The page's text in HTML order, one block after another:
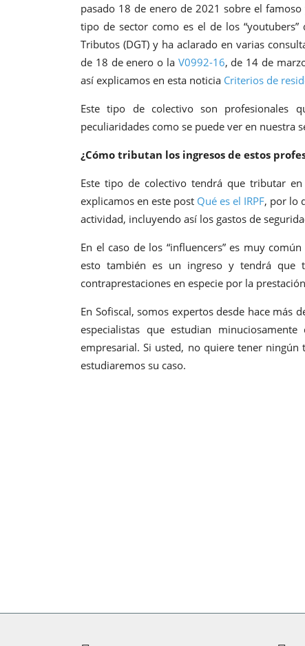
pasado 18 de enero de 2021 sobre el
tipo de sector como es el de los
Tributos (DGT) y ha aclarado en varias
de 18 de enero o la V0992-16, de 14 de
así explicamos en esta noticia Criterios de
Este tipo de colectivo son profesionales
peculiaridades como se puede ver en nuestra
¿Cómo tributan los ingresos de estos
Este tipo de colectivo tendrá que tributar
explicamos en este post Qué es el IRPF, por lo
actividad, incluyendo así los gastos de
En el caso de los “influencers” es muy
esto también es un ingreso y tendrá que
contraprestaciones en especie por la
En Sofiscal, somos expertos desde hace más
especialistas que estudian
empresarial. Si usted, no quiere tener
estudiaremos su caso.